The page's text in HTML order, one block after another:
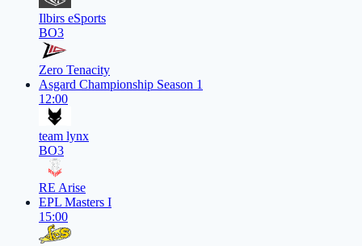
Ilbirs eSports
BO3
Zero Tenacity
Asgard Championship Season 1
12:00
team lynx
BO3
RE Arise
EPL Masters I
15:00